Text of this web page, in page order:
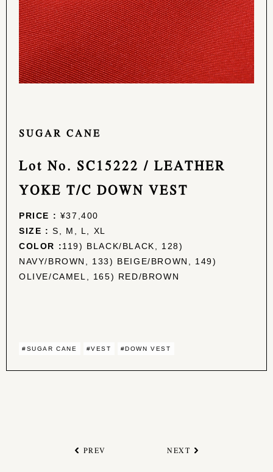
SUGAR CANE
Lot No. SC15222 / LEATHER
YOKE T/C DOWN VEST
PRICE : ¥37,400
SIZE : S, M, L, XL
COLOR :119) BLACK/BLACK, 128)
NAVY/BROWN, 133) BEIGE/BROWN, 149)
OLIVE/CAMEL, 165) RED/BROWN
#SUGAR CANE #VEST #DOWN VEST
PREV NEXT